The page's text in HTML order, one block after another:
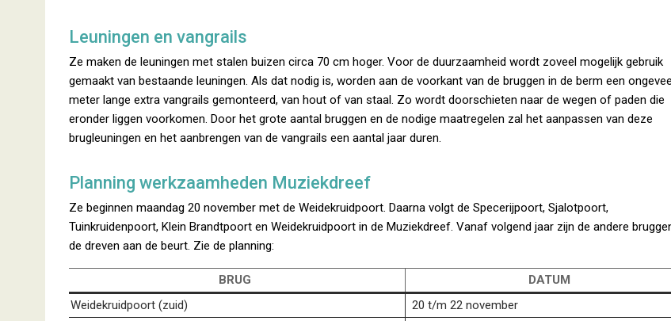
Leuningen en vangrails
Ze maken de leuningen met stalen buizen circa 70 cm hoger. Voor de duurzaamheid wordt zoveel mogelijk gebruik
gemaakt van bestaande leuningen. Als dat nodig is, worden aan de voorkant van de bruggen in de berm een
meter lange extra vangrails gemonteerd, van hout of van staal. Zo wordt doorschieten naar de wegen of paden die
eronder liggen voorkomen. Door het grote aantal bruggen en de nodige maatregelen zal het aanpassen van deze
brugleuningen en het aanbrengen van de vangrails een aantal jaar duren.
Planning werkzaamheden Muziekdreef
Ze beginnen maandag 20 november met de Weidekruidpoort. Daarna volgt de Specerijpoort, Sjalotpoort,
Tuinkruidenpoort, Klein Brandtpoort en Weidekruidpoort in de Muziekdreef. Vanaf volgend jaar zijn de andere
de dreven aan de beurt. Zie de planning:
BRUG
DATUM
Weidekruidpoort (zuid)
20 t/m 22 november